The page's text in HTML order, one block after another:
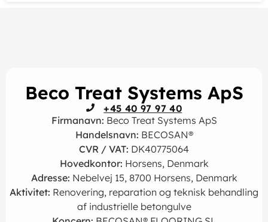
Beco Treat Systems ApS
+45 40 97 97 40
Firmanavn: Beco Treat Systems ApS
Handelsnavn: BECOSAN®
CVR / VAT: DK40775064
Hovedkontor: Horsens, Denmark
Adresse: Nebelvej 15, 8700 Horsens, Denmark
Aktivitet: Renovering, reparation og teknisk behandling
af industrielle betongulve